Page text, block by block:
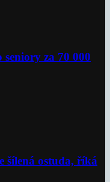
za 70 000
šílená ostuda, říká